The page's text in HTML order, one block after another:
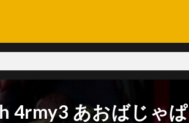
4rmy3 あおばじゃぱ